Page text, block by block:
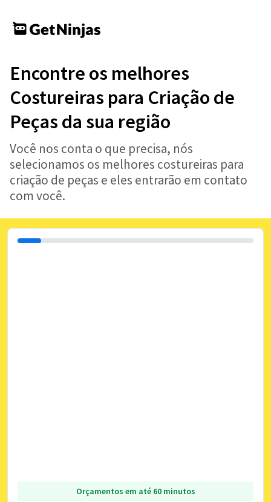
Encontre os melhores
Costureiras para Criação de
Peças da sua região
Você nos conta o que precisa, nós
selecionamos os melhores costureiras para
criação de peças e eles entrarão em contato
com você.
Orçamentos em até 60 minutos